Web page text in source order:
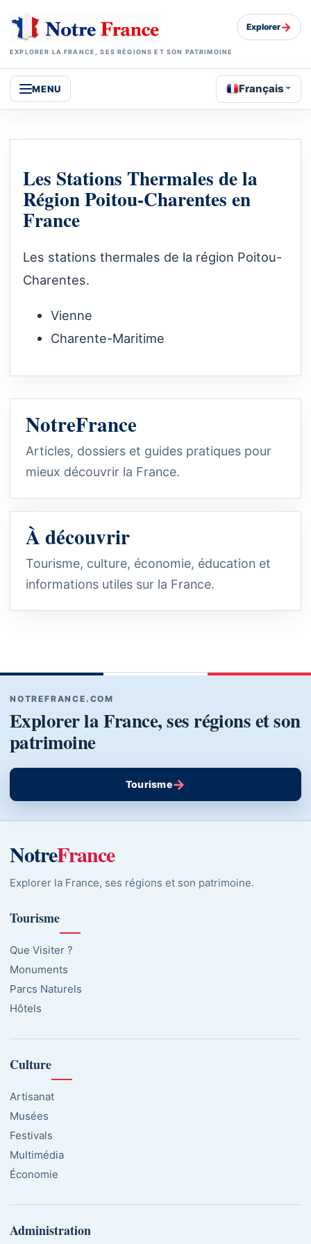
EXPLORER LA FRANCE, SES RÉGIONS ET SON PATRIMOINE
Explorer→
MENU Français
Les Stations Thermales de la
Région Poitou-Charentes en
France
Les stations thermales de la région Poitou-
Charentes.
Vienne
Charente-Maritime
NotreFrance
Articles, dossiers et guides pratiques pour
mieux découvrir la France.
À découvrir
Tourisme, culture, économie, éducation et
informations utiles sur la France.
NOTREFRANCE.COM
Explorer la France, ses régions et son
patrimoine
Tourisme→
NotreFrance
Explorer la France, ses régions et son patrimoine.
Tourisme
Que Visiter ?
Monuments
Parcs Naturels
Hôtels
Culture
Artisanat
Musées
Festivals
Multimédia
Économie
Administration